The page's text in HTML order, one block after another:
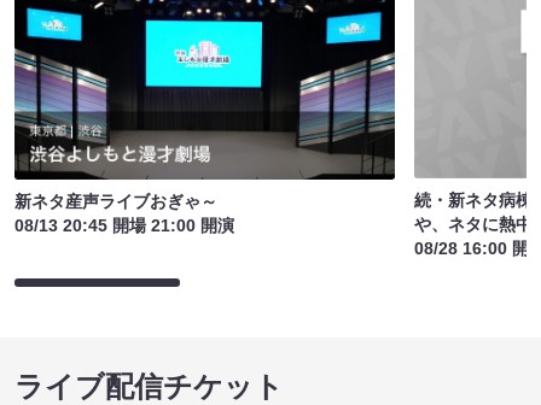
新ネタ産声ライブおぎゃ～
08/13 20:45 開場 21:00 開演
続・新ネタ病棟
や、ネタに熱中
08/28 16:00 開
ライブ配信チケット